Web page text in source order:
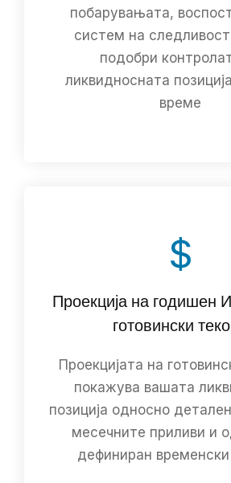
побарувањата,
систем на следливост
подобри
ликвидносната
време
Проекција на годишен
готовински
Проекцијата на
покажува вашата
позиција односно
месечните приливи и
дефиниран